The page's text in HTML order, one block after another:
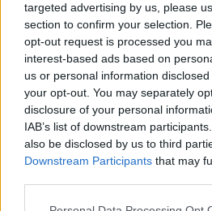
targeted advertising by us, please
section to confirm your selection.
opt-out request is processed you
interest-based ads based on
us or personal information
your opt-out. You may separately
disclosure of your personal
IAB’s list of downstream
also be disclosed by us to third
Downstream Participants that may
Schreiben Sie einen
SENDEN